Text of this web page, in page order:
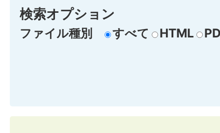
検索オプション
ファイル種別 すべて HTML